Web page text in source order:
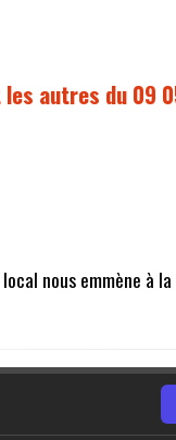
les autres du 09
nous emmène à